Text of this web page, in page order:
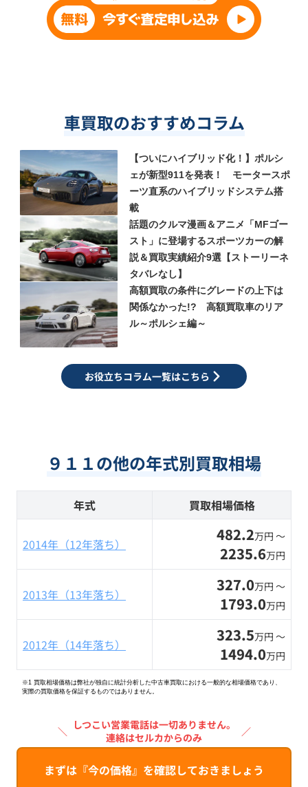
車買取のおすすめコラム
【ついにハイブリッド化！】ポルシ
ェが新型911を発表！ モータースポ
ーツ直系のハイブリッドシステム搭
載
話題のクルマ漫画＆アニメ「MFゴー
スト」に登場するスポーツカーの解
説＆買取実績紹介9選【ストーリーネ
タバレなし】
高額買取の条件にグレードの上下は
関係なかった!? 高額買取車のリア
ル～ポルシェ編～
お役立ちコラム一覧はこちら
９１１の他の年式別買取相場
年式 買取相場価格
2014年（12年落ち） 482.2万円 〜
2235.6万円
2013年（13年落ち） 327.0万円 〜
1793.0万円
2012年（14年落ち） 323.5万円 〜
1494.0万円
※1 買取相場価格は弊社が独自に統計分析した中古車買取における一般的な相場価格であり、
実際の買取価格を保証するものではありません。
＼
しつこい営業電話は一切ありません。
連絡はセルカからのみ
／
まずは『今の価格』を確認しておきましょう